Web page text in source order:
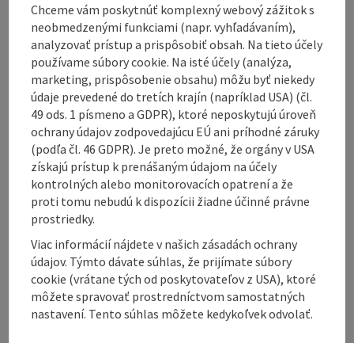
The cycle path with the signposting 102 connects the
R2 Salzkammergutweg with the R6 Römerweg.
The starting point from the R2 Salzkammergutweg is
the railway station in Oberhofen am Irrsee (south
side) and from the R6 Römerweg the railway station
in Frankenmarkt (west side). The signposted cycle
path leads along country roads with little traffic
through a rural landscape exclusively on tarmac.
Tour and route information
To the website
Chceme vám poskytnúť komplexný webový zážitok s
neobmedzenými funkciami (napr. vyhľadávaním),
analyzovať prístup a prispôsobiť obsah. Na tieto účely
používame súbory cookie. Na isté účely (analýza,
marketing, prispôsobenie obsahu) môžu byť niekedy
údaje prevedené do tretích krajín (napríklad USA) (čl.
49 ods. 1 písmeno a GDPR), ktoré neposkytujú úroveň
ochrany údajov zodpovedajúcu EÚ ani príhodné záruky
(podľa čl. 46 GDPR). Je preto možné, že orgány v USA
získajú prístup k prenášaným údajom na účely
kontrolných alebo monitorovacích opatrení a že
proti tomu nebudú k dispozícii žiadne účinné právne
prostriedky.
Viac informácií nájdete v našich zásadách ochrany
údajov. Týmto dávate súhlas, že prijímate súbory
cookie (vrátane tých od poskytovateľov z USA), ktoré
môžete spravovať prostredníctvom samostatných
nastavení. Tento súhlas môžete kedykoľvek odvolať.